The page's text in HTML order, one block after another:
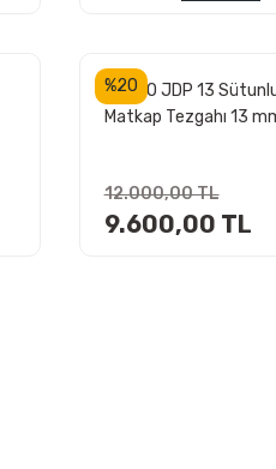
%20
JETCO JDP 13
Matkap Tezgahı 13
12.000,00 TL
9.600,00 TL